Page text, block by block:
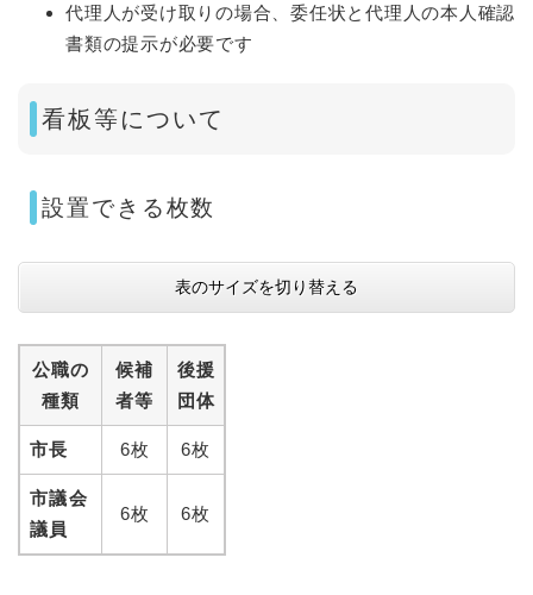
代理人が受け取りの場合、委任状と代理人の本人確認
書類の提示が必要です​
看板等について
設置できる枚数
表のサイズを切り替える
公職の
種類
候補
者等
後援
団体
市長 6枚 6枚
市議会
議員
6枚 6枚